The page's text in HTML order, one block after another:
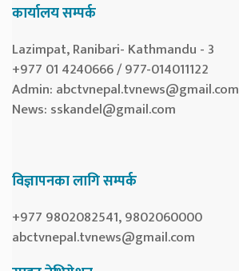
कार्यालय सम्पर्क
Lazimpat, Ranibari- Kathmandu - 3
+977 01 4240666 / 977-014011122
Admin: abctvnepal.tvnews@gmail.com
News: sskandel@gmail.com
विज्ञापनका लागि सम्पर्क
+977 9802082541, 9802060000
abctvnepal.tvnews@gmail.com